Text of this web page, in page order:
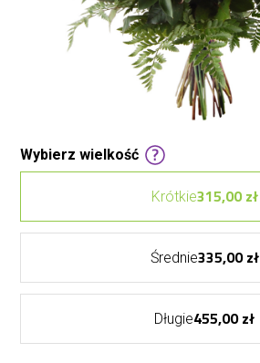
Wybierz wielkość
Krótkie315,00 zł
Średnie335,00 zł
Długie455,00 zł